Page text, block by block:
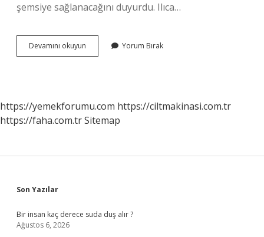
şemsiye sağlanacağını duyurdu. Ilıca…
Devamını okuyun İZmirde
Ücretsiz
Yorum Bırak
https://yemekforumu.com https://ciltmakinasi.com.tr
https://faha.com.trSitemap
Sidebar
Son Yazılar
Bir insan kaç derece suda duş alır ?
Ağustos 6, 2026